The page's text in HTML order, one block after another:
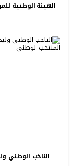
الهيئة الوطنية
الناخب الوطني